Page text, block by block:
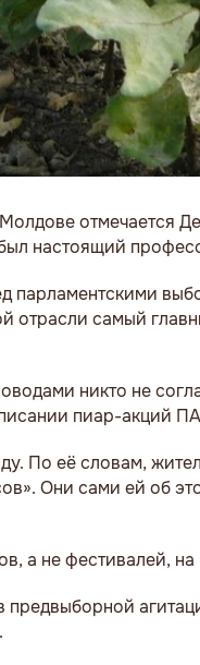
отмечается
настоящий
парламентскими
отрасли самый
никто не
пиар-акций
По её словам,
Они сами ей об
а не фестивалей,
предвыборной